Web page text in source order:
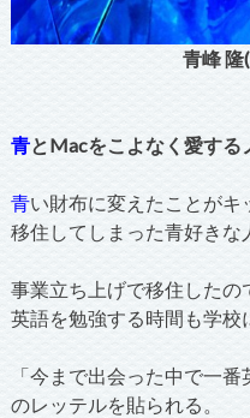
青峰 隆
青とMacをこよなく愛する
青い財布に変えたことが
移住してしまった青好きな
事業立ち上げで移住したの
英語を勉強する時間も学校
「今まで出会った中で一番
のレッテルを貼られる。